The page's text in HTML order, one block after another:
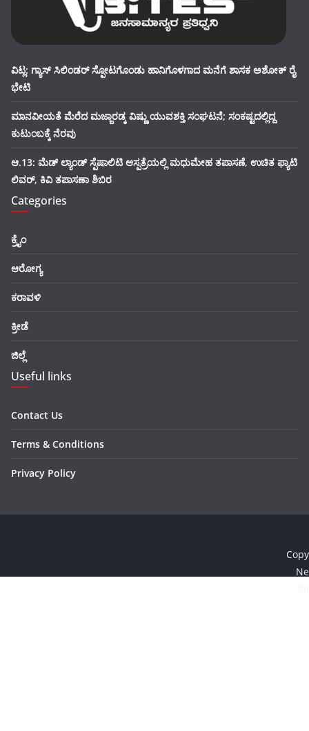
ವಿಟ್ಲ: ಗ್ಯಾಸ್ ಸಿಲಿಂಡರ್ ಸ್ಪೋಟಗೊಂಡು ಹಾನಿಗೊಳಗಾದ ಮನೆಗೆ ಶಾಸಕ ಅಶೋಕ್ ರೈ
ಭೇಟಿ
ಮಾನವೀಯತೆ ಮೆರೆದ ಮಜ್ಜಾರಡ್ಕ ವಿಷ್ಣು ಯುವಶಕ್ತಿ ಸಂಘಟನೆ; ಸಂಕಷ್ಟದಲ್ಲಿದ್ದ
ಕುಟುಂಬಕ್ಕೆ ನೆರವು
ಆ.13: ಮೆಡ್ ಲ್ಯಾಂಡ್ ಸ್ಪೆಷಾಲಿಟಿ ಆಸ್ಪತ್ರೆಯಲ್ಲಿ ಮಧುಮೇಹ ತಪಾಸಣೆ, ಉಚಿತ ಫ್ಯಾಟಿ
ಲಿವರ್, ಕಿವಿ ತಪಾಸಣಾ ಶಿಬಿರ
Categories
ಕ್ರೈಂ
ಆರೋಗ್ಯ
ಕರಾವಳಿ
ಕ್ರೀಡೆ
ಜಿಲ್ಲೆ
Useful links
Contact Us
Terms & Conditions
Privacy Policy